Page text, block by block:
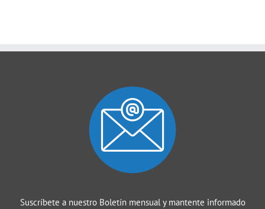
Suscríbete a nuestro Boletín mensual y mantente informado